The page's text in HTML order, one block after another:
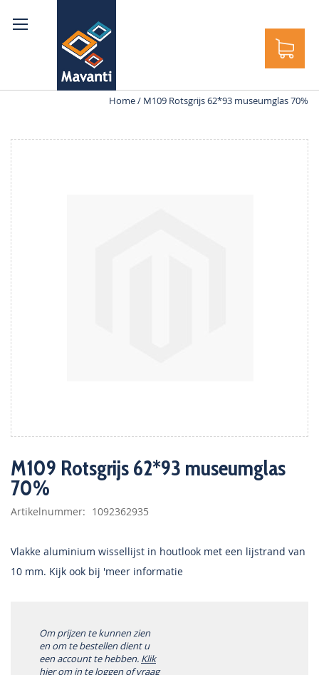
Home M109 Rotsgrijs 62*93 museumglas 70%
M109 Rotsgrijs 62*93 museumglas
70%
Artikelnummer 1092362935
Vlakke aluminium wissellijst in houtlook met een lijstrand van
10 mm. Kijk ook bij 'meer informatie
Om prijzen te kunnen zien
en om te bestellen dient u
een account te hebben. Klik
hier om in te loggen of vraag
Ga
naar
het
einde
van
de
afbeeldingen-
gallerij
het
begin
van
de